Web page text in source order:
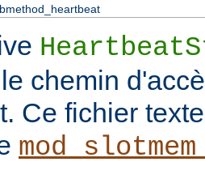
chemin
Ce fichier